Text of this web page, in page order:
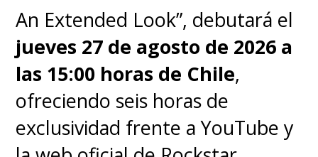
An Extended Look”, debutará el
jueves 27 de agosto de 2026 a
las 15:00 horas de Chile,
ofreciendo seis horas de
exclusividad frente a YouTube y